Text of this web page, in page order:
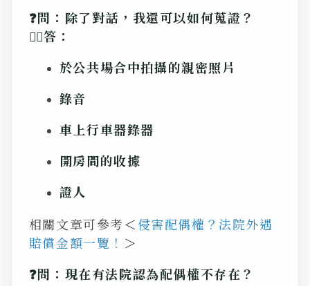
❓問：除了對話，我還可以如何蒐證？
💁‍♂️答：
於公共場合中拍攝的親密照片
錄音
車上行車器錄器
開房間的收據
證人
相關文章可參考＜侵害配偶權？法院外遇
賠償金額一覽！ ＞
❓問：現在有法院認為配偶權不存在？